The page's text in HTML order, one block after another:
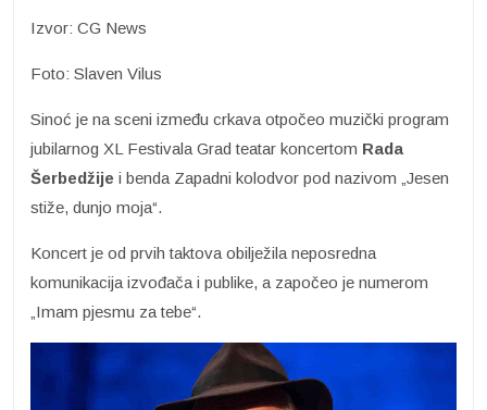
Izvor: CG News
Foto: Slaven Vilus
Sinoć je na sceni između crkava otpočeo muzički program
jubilarnog XL Festivala Grad teatar koncertom Rada
Šerbedžije i benda Zapadni kolodvor pod nazivom „Jesen
stiže, dunjo moja“.
Koncert je od prvih taktova obilježila neposredna
komunikacija izvođača i publike, a započeo je numerom
„Imam pjesmu za tebe“.